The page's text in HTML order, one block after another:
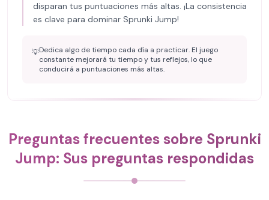
disparan tus puntuaciones más altas. ¡La consistencia
es clave para dominar Sprunki Jump!
💡Dedica algo de tiempo cada día a practicar. El juego
constante mejorará tu tiempo y tus reflejos, lo que
conducirá a puntuaciones más altas.
Preguntas frecuentes sobre Sprunki
Jump: Sus preguntas respondidas